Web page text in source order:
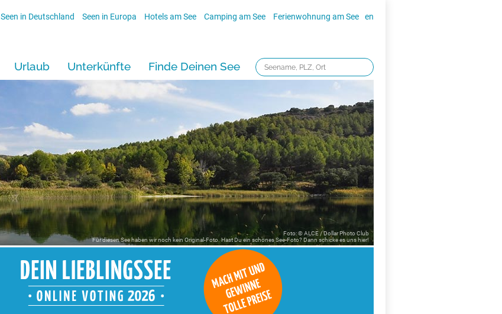
Seen in Deutschland Seen in Europa Hotels am See Camping am See Ferienwohnung am See en
Urlaub Unterkünfte Finde Deinen See
Foto: © ALCE / Dollar Photo Club
Für diesen See haben wir noch kein Original-Foto. Hast Du ein schönes See-Foto? Dann schicke es uns hier!